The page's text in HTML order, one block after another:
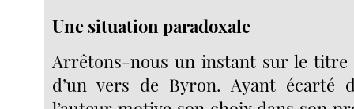
Une situation paradoxale
Arrêtons-nous un instant sur le titre
d’un vers de Byron. Ayant écarté